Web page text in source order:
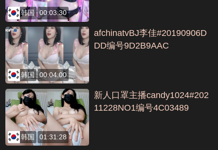
韩国 00:03:30
韩国 00:04:00
afchinatvBJ李佳#20190906D
DD编号9D2B9AAC
韩国 01:31:28
新人口罩主播candy1024#202
11228NO1编号4C03489